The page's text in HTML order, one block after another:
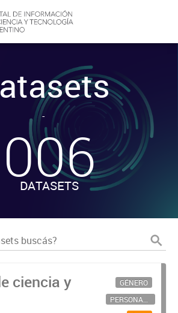
-
006
DATASETS
ciencia y
GÉNERO
PERSONAL CIENTÍFICO-TECNOLÓGICO